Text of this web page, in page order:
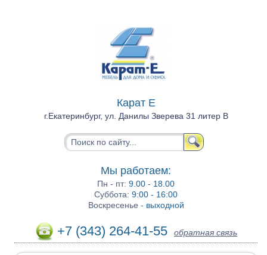
Карат Е
г.Екатеринбург, ул. Данилы Зверева 31 литер В
Мы работаем:
Пн - пт:9.00 - 18.00
Суббота:9:00 - 16:00
Воскресенье - выходной
+7 (343) 264-41-55 обратная связь